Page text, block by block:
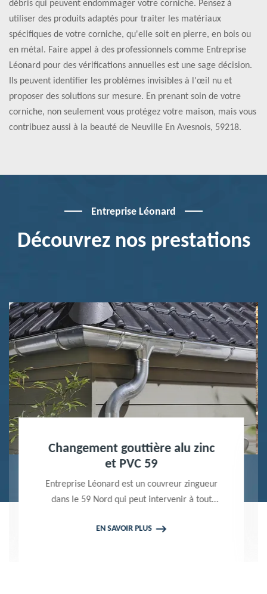
débris qui peuvent endommager votre corniche. Pensez à
utiliser des produits adaptés pour traiter les matériaux
spécifiques de votre corniche, qu'elle soit en pierre, en bois ou
en métal. Faire appel à des professionnels comme Entreprise
Léonard pour des vérifications annuelles est une sage décision.
Ils peuvent identifier les problèmes invisibles à l'œil nu et
proposer des solutions sur mesure. En prenant soin de votre
corniche, non seulement vous protégez votre maison, mais vous
contribuez aussi à la beauté de Neuville En Avesnois, 59218.
Entreprise Léonard
Découvrez nos prestations
Nettoyage terrasse et pavé 59
Peintre professionnel dans le 59 Nord,
Entreprise Léonard utilise des produits de
pavé. Propose un devis gratuit qui ne vous
EN SAVOIR PLUS